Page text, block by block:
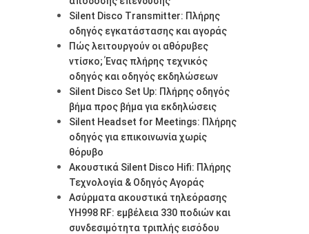
Silent Disco Transmitter: Πλήρης
οδηγός εγκατάστασης και αγοράς
Πώς λειτουργούν οι αθόρυβες
ντίσκο; Ένας πλήρης τεχνικός
οδηγός και οδηγός εκδηλώσεων
Silent Disco Set Up: Πλήρης οδηγός
βήμα προς βήμα για εκδηλώσεις
Silent Headset for Meetings: Πλήρης
οδηγός για επικοινωνία χωρίς
θόρυβο
Ακουστικά Silent Disco Hifi: Πλήρης
Τεχνολογία & Οδηγός Αγοράς
Ασύρματα ακουστικά τηλεόρασης
YH998 RF: εμβέλεια 330 ποδιών και
συνδεσιμότητα τριπλής εισόδου